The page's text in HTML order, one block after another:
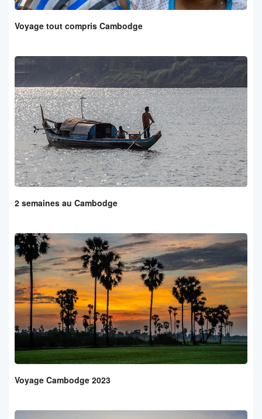
Voyage tout compris Cambodge
2 semaines au Cambodge
Voyage Cambodge 2023